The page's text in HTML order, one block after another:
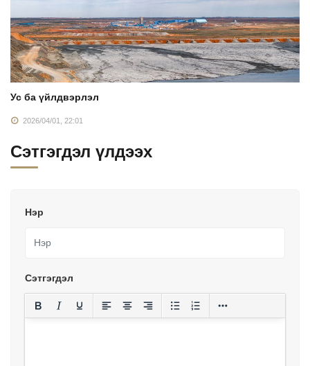
Ус ба үйлдвэрлэл
2026/04/01, 22:01
Сэтгэгдэл үлдээх
Нэр
Сэтгэгдэл